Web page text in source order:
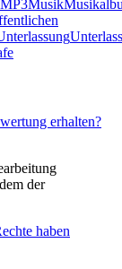
MP3Musik
erhalten?
der
haben